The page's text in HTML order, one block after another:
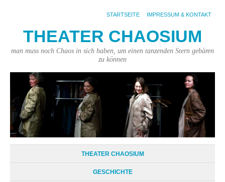
STARTSEITE IMPRESSUM & KONTAKT
THEATER CHAOSIUM
man muss noch Chaos in sich haben, um einen tanzenden Stern gebären
zu können
THEATER CHAOSIUM
GESCHICHTE